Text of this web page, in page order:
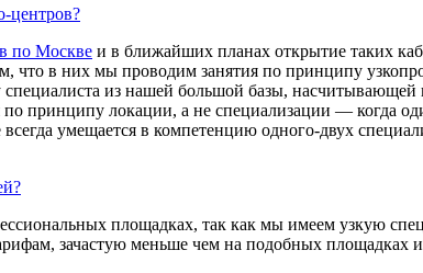
центров?
по Москве и в ближайших планах открытие таких
что в них мы проводим занятия по принципу
из нашей большой базы, насчитывающей
по принципу локации, а не специализации — когда
умещается в компетенцию одного-двух
площадках, так как мы имеем узкую
зачастую меньше чем на подобных площадках